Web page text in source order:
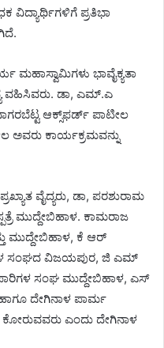
ವಿದ್ಯಾರ್ಥಿಗಳಿಗೆ ಪ್ರತಿಭಾ
ಮಹಾಸ್ವಾಮಿಗಳು ಭಾವೈಕ್ಯತಾ
ವಹಿಸಿವರು. ಡಾ, ಎಮ್.ಎ
ಆಕ್ಸ್‌ಫರ್ಡ್ ಪಾಟೀಲ
ಅವರು ಕಾರ್ಯಕ್ರಮವನ್ನು
ವೈದ್ಯರು, ಡಾ, ಪರಶುರಾಮ
ಮುದ್ದೇಬಿಹಾಳ. ಕಾಮರಾಜ
ಮುದ್ದೇಬಿಹಾಳ, ಕೆ ಆರ್
ಸಂಘದ ವಿಜಯಪುರ, ಜಿ ಎಮ್
ಸಂಘ ಮುದ್ದೇಬಿಹಾಳ, ಎಸ್
ದೇಗಿನಾಳ ಪಾರ್ಮ
ಕೋರುವವರು ಎಂದು ದೇಗಿನಾಳ